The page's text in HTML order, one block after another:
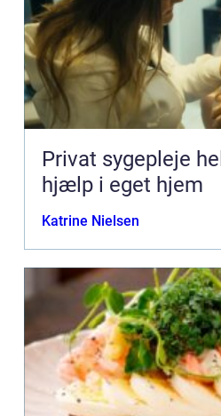
Privat sygepleje
hjælp i eget hjem
Katrine Nielsen